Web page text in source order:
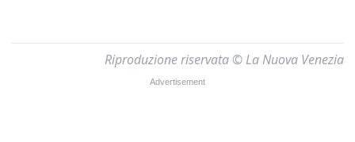
Riproduzione riservata © La Nuova Venezia